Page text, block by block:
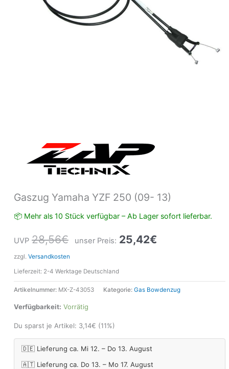
Gaszug Yamaha YZF 250 (09- 13)
📦 Mehr als 10 Stück verfügbar – Ab Lager sofort lieferbar.
UVP 28,56€ unser Preis: 25,42€
zzgl. Versandkosten
Lieferzeit: 2-4 Werktage Deutschland
Artikelnummer: MX-Z-43053 Kategorie: Gas Bowdenzug
Verfügbarkeit: Vorrätig
Du sparst je Artikel: 3,14€ (11%)
🇩🇪 Lieferung ca. Mi 12. – Do 13. August
🇦🇹 Lieferung ca. Do 13. – Mo 17. August